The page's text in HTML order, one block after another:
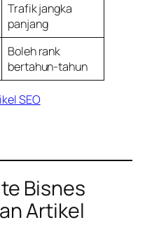
Trafik jangka
panjang
Boleh rank
bertahun-tahun
SEO
Bisnes
Artikel